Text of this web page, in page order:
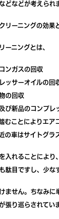
どなどが考えられ
リーニングの効果
ーニングとは、
ンガスの回収
ッサーオイルの回
の回収
び新品のコンプレ
むことによりエ
の車はサイトグラ
入れることによ
駄目ですし、少な
ません。ちなみに
張り巡らされてい